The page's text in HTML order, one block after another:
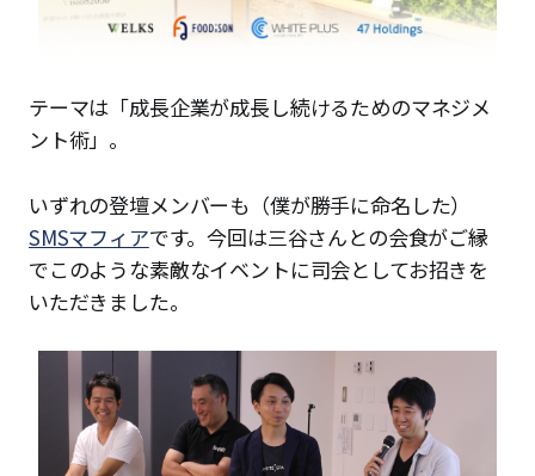
テーマは「成長企業が成長し続けるためのマネジメ
ント術」。
いずれの登壇メンバーも（僕が勝手に命名した）
SMSマフィアです。今回は三谷さんとの会食がご縁
でこのような素敵なイベントに司会としてお招きを
いただきました。